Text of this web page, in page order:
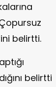
belirtti.
belirtti